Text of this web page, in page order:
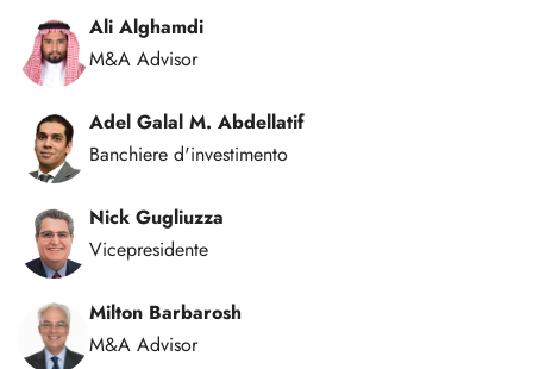
Ali Alghamdi
M&A Advisor
Adel Galal M. Abdellatif
Banchiere d'investimento
Nick Gugliuzza
Vicepresidente
Milton Barbarosh
M&A Advisor